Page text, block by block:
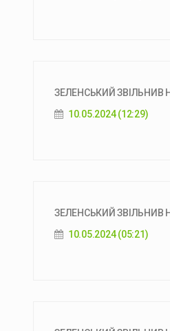
ЗЕЛЕНСЬКИЙ ЗВІЛЬНИВ
10.05.2024 (12:29)
ЗЕЛЕНСЬКИЙ ЗВІЛЬНИВ
10.05.2024 (05:21)